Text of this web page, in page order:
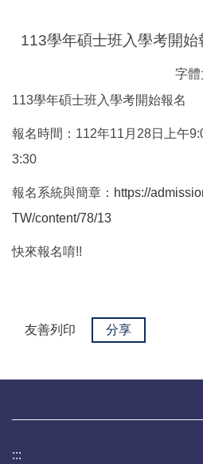
113學年碩士班入學考開始
字
113學年碩士班入學考開始報名
報名時間：112年11月28日上午
3:30
報名系統與簡章： https://
TW/content/78/13
快來報名唷!!
友善列印 分享
:::